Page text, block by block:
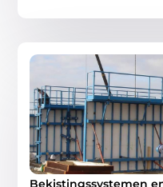
Bekistingssystemen